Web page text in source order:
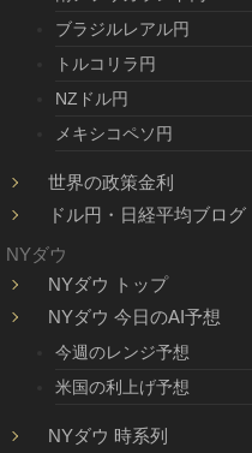
ブラジルレアル円
トルコリラ円
NZドル円
メキシコペソ円
世界の政策金利
ドル円・日経平均ブログ
NYダウ
NYダウ トップ
NYダウ 今日のAI予想
今週のレンジ予想
米国の利上げ予想
NYダウ 時系列